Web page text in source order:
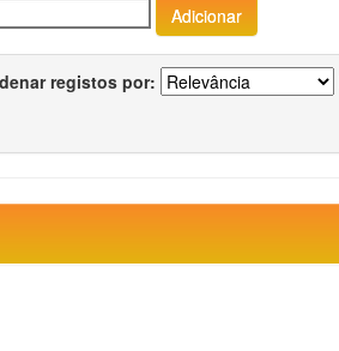
registos por: